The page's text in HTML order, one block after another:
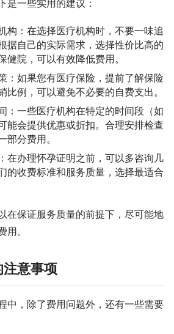
是一些实用的建议：
构：在选择医疗机构时，不要一味追
据自己的实际需求，选择性价比高的
健院，可以有效降低费用。
：如果您有医疗保险，提前了解保险
比例，可以避免不必要的自费支出。
：一些医疗机构在特定的时间段（如
能会提供优惠或折扣。合理安排检查
部分费用。
在办理怀孕证明之前，可以多咨询几
的收费标准和服务质量，选择最适合
在保证服务质量的前提下，尽可能地
用。
意事项
中，除了费用问题外，还有一些需要